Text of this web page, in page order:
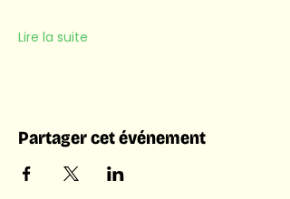
Lire la suite
Partager cet événement